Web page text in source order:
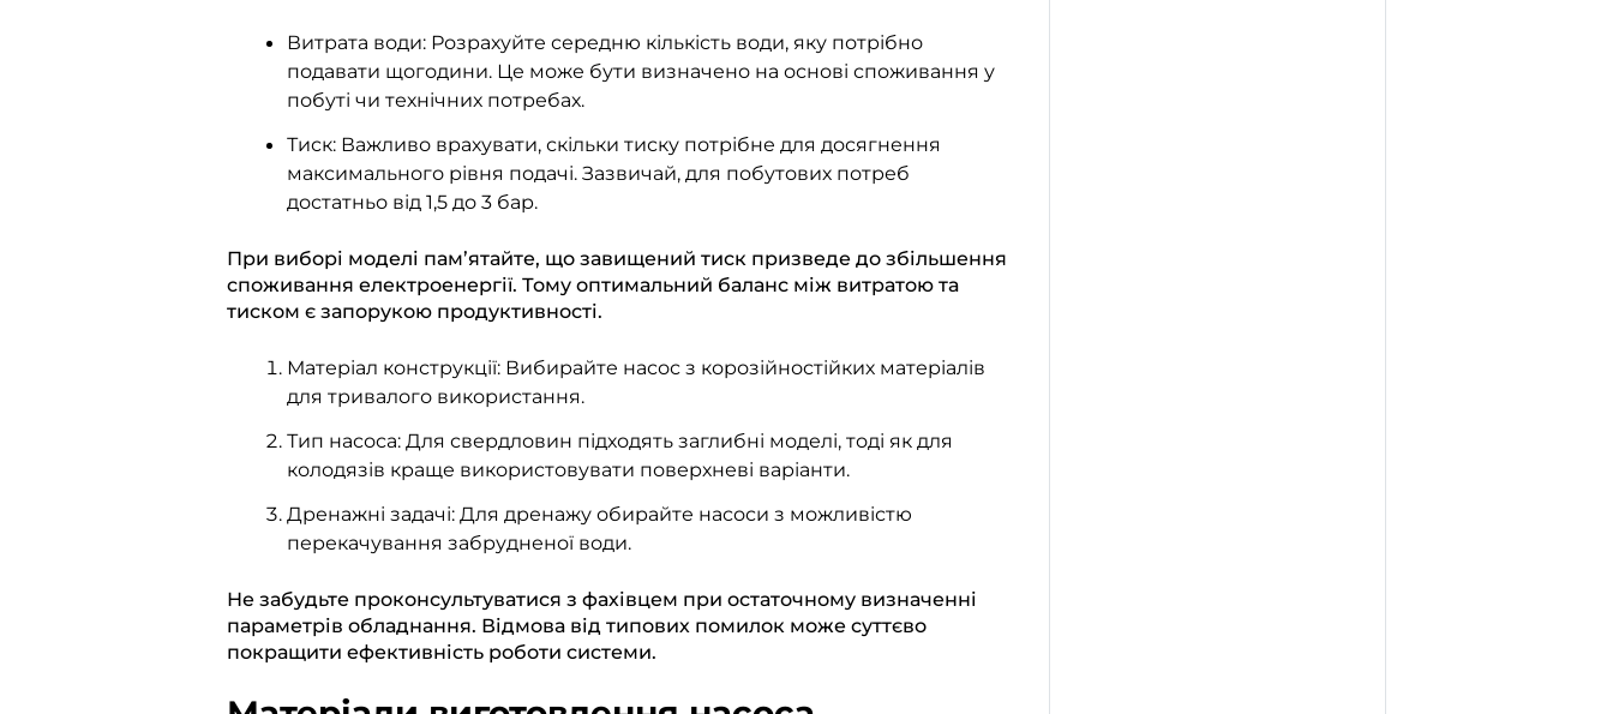
Витрата води: Розрахуйте середню кількість води, яку потрібно
подавати щогодини. Це може бути визначено на основі споживання у
побуті чи технічних потребах.
Тиск: Важливо врахувати, скільки тиску потрібне для досягнення
максимального рівня подачі. Зазвичай, для побутових потреб
достатньо від 1,5 до 3 бар.
При виборі моделі пам’ятайте, що завищений тиск призведе до збільшення
споживання електроенергії. Тому оптимальний баланс між витратою та
тиском є запорукою продуктивності.
Матеріал конструкції: Вибирайте насос з корозійностійких матеріалів
для тривалого використання.
Тип насоса: Для свердловин підходять заглибні моделі, тоді як для
колодязів краще використовувати поверхневі варіанти.
Дренажні задачі: Для дренажу обирайте насоси з можливістю
перекачування забрудненої води.
Не забудьте проконсультуватися з фахівцем при остаточному визначенні
параметрів обладнання. Відмова від типових помилок може суттєво
покращити ефективність роботи системи.